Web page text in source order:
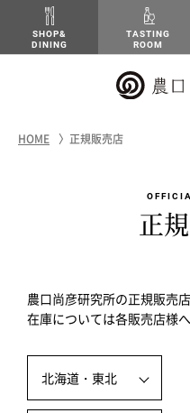
SHOP&
DINING
TASTING
ROOM
HOME 正規販売店
正
農口尚彦研究所の正規販売
在庫については各販売店様
北海道・東北